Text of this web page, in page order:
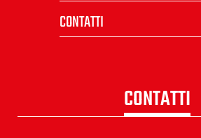
CONTATTI
CONTATTI